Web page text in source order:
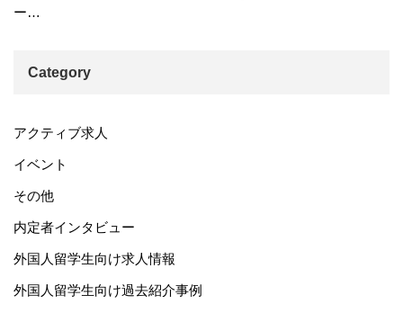
ー…
Category
アクティブ求人
イベント
その他
内定者インタビュー
外国人留学生向け求人情報
外国人留学生向け過去紹介事例